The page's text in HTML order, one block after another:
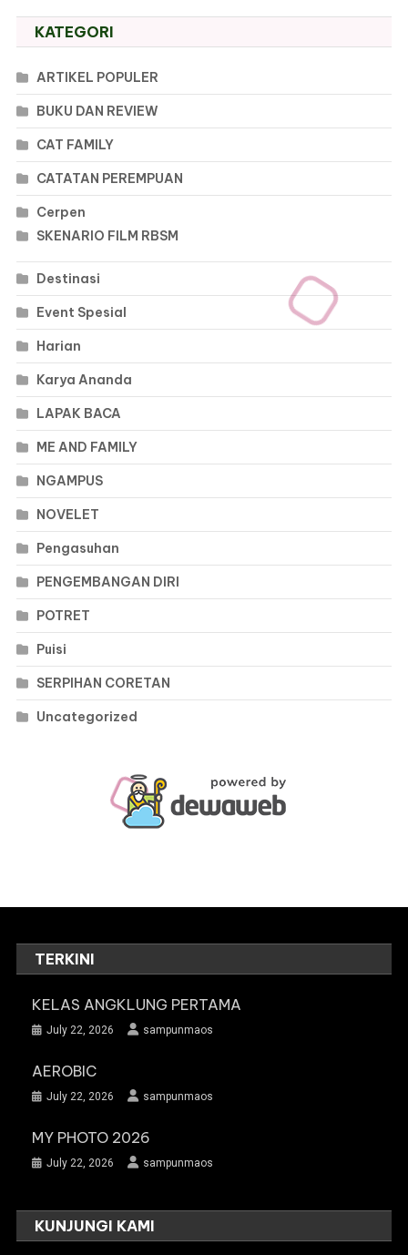
KATEGORI
ARTIKEL POPULER
BUKU DAN REVIEW
CAT FAMILY
CATATAN PEREMPUAN
Cerpen
SKENARIO FILM RBSM
Destinasi
Event Spesial
Harian
Karya Ananda
LAPAK BACA
ME AND FAMILY
NGAMPUS
NOVELET
Pengasuhan
PENGEMBANGAN DIRI
POTRET
Puisi
SERPIHAN CORETAN
Uncategorized
TERKINI
KELAS ANGKLUNG PERTAMA
July 22, 2026 sampunmaos
AEROBIC
July 22, 2026 sampunmaos
MY PHOTO 2026
July 22, 2026 sampunmaos
KUNJUNGI KAMI